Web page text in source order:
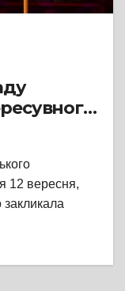
12 вересня,
закликала